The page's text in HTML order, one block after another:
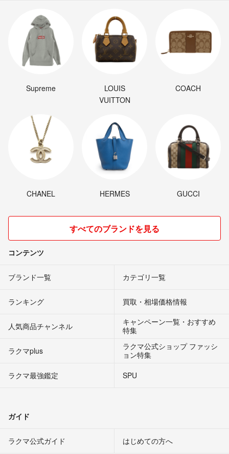
Supreme
LOUIS
VUITTON
COACH
CHANEL HERMES GUCCI
すべてのブランドを見る
コンテンツ
ブランド一覧 カテゴリ一覧
ランキング 買取・相場価格情報
人気商品チャンネル
キャンペーン一覧・おすすめ
特集
ラクマplus
ラクマ公式ショップ ファッシ
ョン特集
ラクマ最強鑑定
SPU
ガイド
ラクマ公式ガイド はじめての方へ